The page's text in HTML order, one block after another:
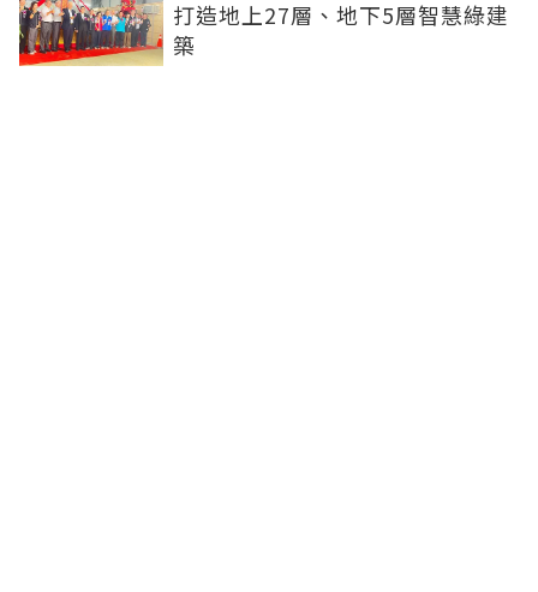
打造地上27層、地下5層智慧綠建
築